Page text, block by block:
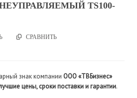
TS100-
СРАВНИТЬ
знак компании ООО «ТВБизнес»
цены, сроки поставки и гарантии.